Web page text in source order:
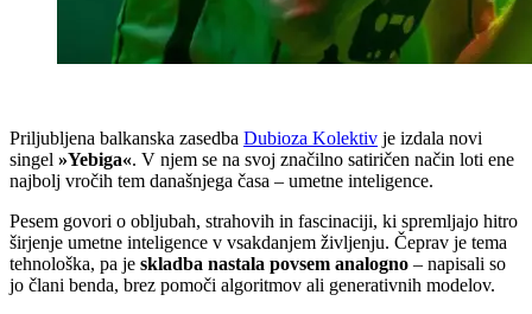
Priljubljena balkanska zasedba Dubioza Kolektiv je izdala novi
singel »Yebiga«. V njem se na svoj značilno satiričen način loti ene
najbolj vročih tem današnjega časa – umetne inteligence.
Pesem govori o obljubah, strahovih in fascinaciji, ki spremljajo hitro
širjenje umetne inteligence v vsakdanjem življenju. Čeprav je tema
tehnološka, pa je skladba nastala povsem analogno – napisali so
jo člani benda, brez pomoči algoritmov ali generativnih modelov.